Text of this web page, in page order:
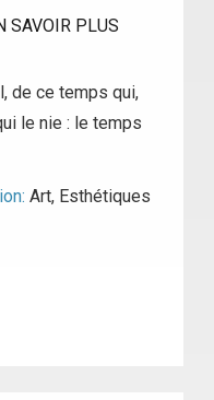
SAVOIR PLUS
de ce temps qui,
le nie : le temps
Art, Esthétiques